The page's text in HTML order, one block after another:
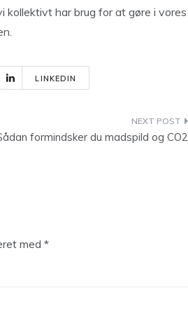
kollektivt har brug for at gøre i vores
LINKEDIN
formindsker du madspild og CO2
med *